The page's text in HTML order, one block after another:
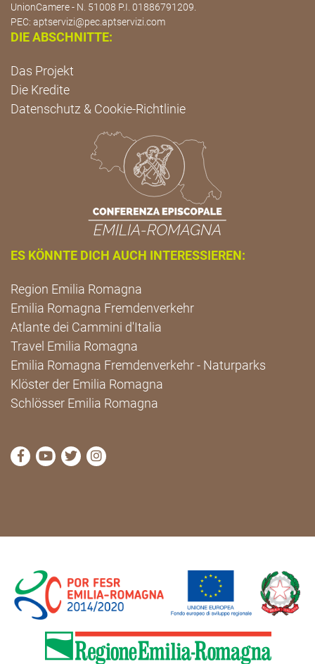
UnionCamere - N. 51008 P.I. 01886791209.
PEC: aptservizi@pec.aptservizi.com
DIE ABSCHNITTE:
Das Projekt
Die Kredite
Datenschutz & Cookie-Richtlinie
ES KÖNNTE DICH AUCH INTERESSIEREN:
Region Emilia Romagna
Emilia Romagna Fremdenverkehr
Atlante dei Cammini d'Italia
Travel Emilia Romagna
Emilia Romagna Fremdenverkehr - Naturparks
Klöster der Emilia Romagna
Schlösser Emilia Romagna
die Seite Facebook von Cammini Emilia-Romagna
die Seite YouTube von Cammini Emilia-
die Seite Twitter von Cammini Emilia-
die Seite Instagram von Cammini